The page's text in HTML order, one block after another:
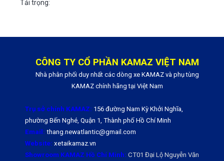
Tải trọng:
CÔNG TY CỔ PHẦN KAMAZ VIỆT NAM
Nhà phân phối duy nhất các dòng xe KAMAZ và phụ tùng
KAMAZ chính hãng tại Việt Nam
Trụ sở chính KAMAZ: 156 đường Nam Kỳ Khởi Nghĩa,
phường Bến Nghé, Quận 1, Thành phố Hồ Chí Minh
Email: thang.newatlantic@gmail.com
Website: xetaikamaz.vn
Showroom KAMAZ Hồ Chí Minh: CT01 Đại Lộ Nguyễn Văn